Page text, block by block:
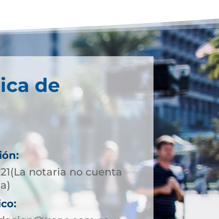
de
notaria no cuenta